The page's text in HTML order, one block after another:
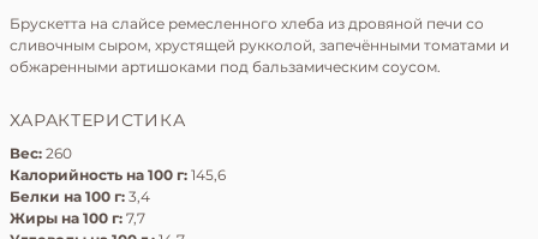
Брускетта на слайсе ремесленного хлеба из дровяной печи со
сливочным сыром, хрустящей рукколой, запечёнными томатами и
обжаренными артишоками под бальзамическим соусом.
ХАРАКТЕРИСТИКА
Вес: 260
Калорийность на 100 г: 145,6
Белки на 100 г: 3,4
Жиры на 100 г: 7,7